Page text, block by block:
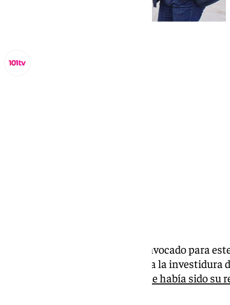
El Ayuntamiento de Loja ha convocado para
horas, pleno extraordinario para la investidura
la renuncia del que había sido